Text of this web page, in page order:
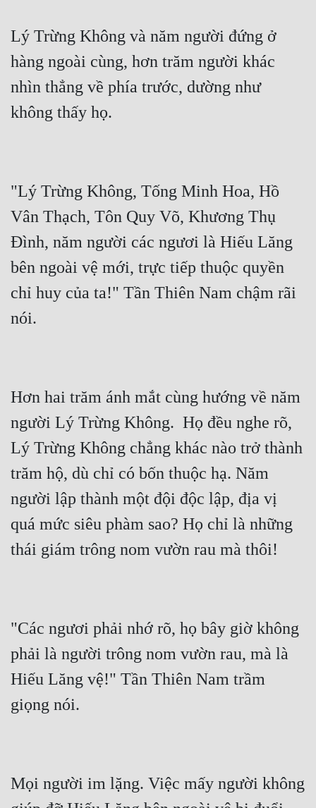
Lý Trừng Không và năm người đứng ở
hàng ngoài cùng, hơn trăm người khác
nhìn thẳng về phía trước, dường như
"Lý Trừng Không, Tống Minh Hoa, Hồ
Vân Thạch, Tôn Quy Võ, Khương Thụ
Đình, năm người các ngươi là Hiếu Lăng
bên ngoài vệ mới, trực tiếp thuộc quyền
chỉ huy của ta!" Tần Thiên Nam chậm rãi
Hơn hai trăm ánh mắt cùng hướng về năm
người Lý Trừng Không.  Họ đều nghe rõ,
Lý Trừng Không chẳng khác nào trở thành
trăm hộ, dù chỉ có bốn thuộc hạ. Năm
người lập thành một đội độc lập, địa vị
quá mức siêu phàm sao? Họ chỉ là những
"Các ngươi phải nhớ rõ, họ bây giờ không
phải là người trông nom vườn rau, mà là
Hiếu Lăng vệ!" Tần Thiên Nam trầm
Mọi người im lặng. Việc mấy người không